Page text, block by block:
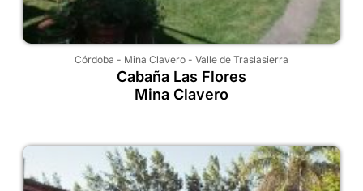
Córdoba - Mina Clavero - Valle de Traslasierra
Cabaña Las Flores
Mina Clavero